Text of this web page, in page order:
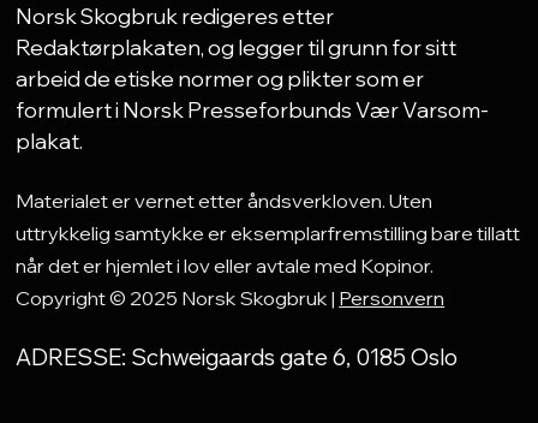
Norsk Skogbruk redigeres etter
Redaktørplakaten, og legger til grunn for sitt
arbeid de etiske normer og plikter som er
formulert i Norsk Presseforbunds Vær Varsom-
plakat.
Materialet er vernet etter åndsverkloven. Uten
uttrykkelig samtykke er eksemplarfremstilling bare tillatt
når det er hjemlet i lov eller avtale med Kopinor.
Copyright © 2025 Norsk Skogbruk | Personvern
ADRESSE: Schweigaards gate 6, 0185 Oslo